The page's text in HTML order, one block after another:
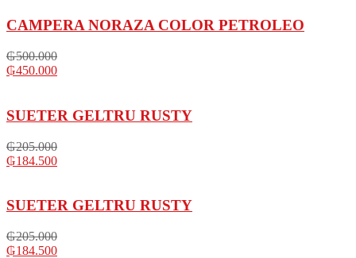
CAMPERA NORAZA COLOR PETROLEO
₲500.000
₲450.000
SUETER GELTRU RUSTY
₲205.000
₲184.500
SUETER GELTRU RUSTY
₲205.000
₲184.500